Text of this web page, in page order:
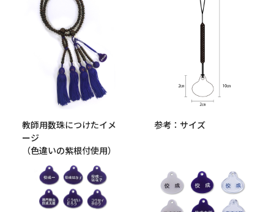
教師用数珠につけたイメ
ージ
（色違いの紫根付使用）
参考：サイズ